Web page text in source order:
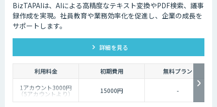
BizTAPAIは、AIによる高精度なテキスト変換やPDF検索、議事
録作成を実現。社員教育や業務効率化を促進し、企業の成長を
サポートします。
詳細を見る
利用料金 初期費用
無料プラン
1アカウント3000円
（5アカウントより） 15000円 -